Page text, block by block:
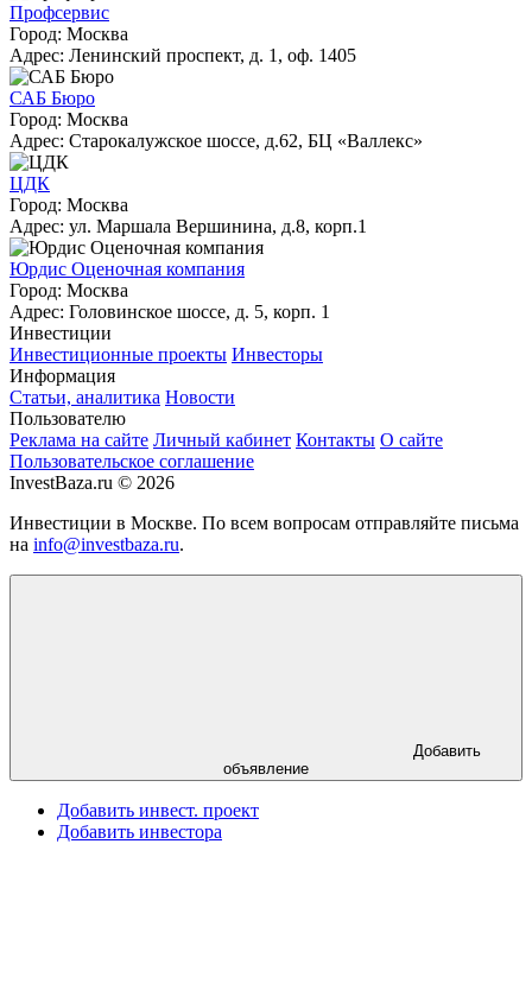
Профсервис
Город: Москва
Адрес: Ленинский проспект, д. 1, оф. 1405
САБ Бюро
Город: Москва
Адрес: Старокалужское шоссе, д.62, БЦ «Валлекс»
ЦДК
Город: Москва
Адрес: ул. Маршала Вершинина, д.8, корп.1
Юрдис Оценочная компания
Город: Москва
Адрес: Головинское шоссе, д. 5, корп. 1
Инвестиции
Инвестиционные проекты Инвесторы
Информация
Статьи, аналитика Новости
Пользователю
Реклама на сайте Личный кабинет Контакты О сайте
Пользовательское соглашение
InvestBaza.ru © 2026
Инвестиции в Москве. По всем вопросам отправляйте письма
на info@investbaza.ru.
Добавить
объявление
Добавить инвест. проект
Добавить инвестора